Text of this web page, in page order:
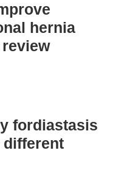
hernia
fordiastasis
different